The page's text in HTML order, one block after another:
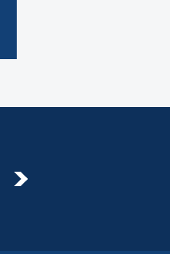
Сад су узбуњивачи јачи